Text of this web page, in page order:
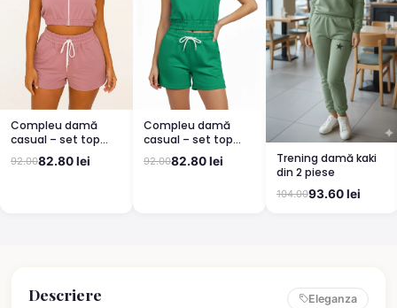
Compleu damă
casual – set top
scurt și pantaloni
scurți, culoare roz
92.0082.80 lei
Compleu damă
casual – set top
scurt și pantaloni
scurți, culoare verde
92.0082.80 lei
Trening damă kaki
din 2 piese
104.0093.60 lei
Descriere Eleganza